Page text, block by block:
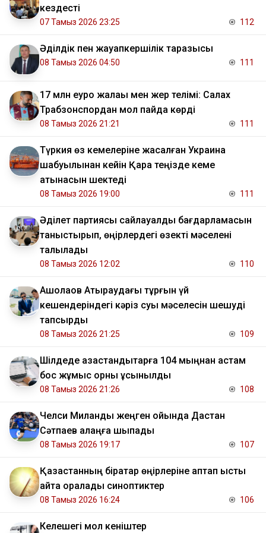
кездесті
07 Тамыз 2026 23:25 112
Әділдік пен жауапкершілік таразысы
08 Тамыз 2026 04:50 111
17 млн еуро жалақы мен жер телімі: Салах
Трабзонспордан мол пайда көрді
08 Тамыз 2026 21:21 111
Түркия өз кемелеріне жасалған Украина
шабуылынан кейін Қара теңізде кеме
қатынасын шектеді
08 Тамыз 2026 19:00 111
Әділет партиясы сайлауалды бағдарламасын
таныстырып, өңірлердегі өзекті мәселені
талқылады
08 Тамыз 2026 12:02 110
​Ақшолақов Атыраудағы тұрғын үй
кешендеріндегі кәріз суы мәселесін шешуді
тапсырды
08 Тамыз 2026 21:25 109
​Шілдеде қазақстандықтарға 104 мыңнан астам
бос жұмыс орны ұсынылды
08 Тамыз 2026 21:26 108
Челси Миланды жеңген ойында Дастан
Сәтпаев алаңға шықпады
08 Тамыз 2026 19:17 107
Қазақстанның бірқатар өңірлеріне аптап ыстық
қайта оралады синоптиктер
08 Тамыз 2026 16:24 106
Келешегі мол кеніштер